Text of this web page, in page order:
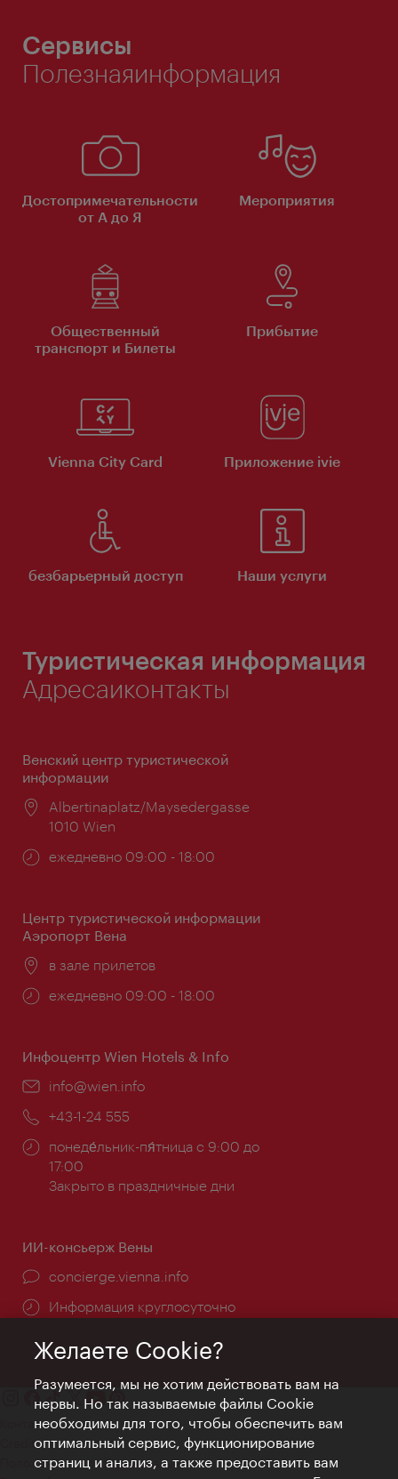
Сервисы
Полезнаяинформация
Достопримечательности
от А до Я
Мероприятия
Общественный
транспорт и Билеты
Прибытие
Vienna City Card Приложение ivie
безбарьерный доступ Наши услуги
Туристическая информация
Адресаиконтакты
Венский центр туристической
информации
Расположение:
Albertinaplatz/Maysedergasse
1010 Wien
Часы
ежедневно 09:00 - 18:00
Центр туристической информации
Аэропорт Вена
Расположение:
в зале прилетов
Часы
ежедневно 09:00 - 18:00
Инфоцентр Wien Hotels & Info
Эл.
info@wien.info
Телефон:
+43-1-24 555
Часы
работы:
понеде́льник-пя́тница с 9:00 до
17:00
Закрыто в праздничные дни
ИИ-консьерж Вены
concierge.vienna.info
Информация круглосуточно
Контакт
Credits
Положение о конфиденциальности
Желаете Cookie?
Разумеется, мы не хотим действовать вам на
нервы. Но так называемые файлы Cookie
необходимы для того, чтобы обеспечить вам
оптимальный сервис, функционирование
страниц и анализ, а также предоставить вам